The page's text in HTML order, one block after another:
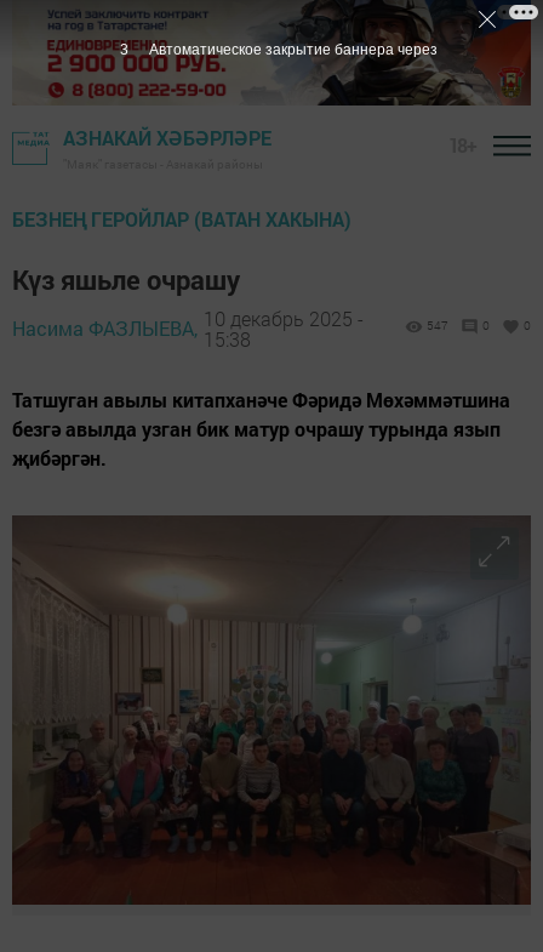
АЗНАКАЙ ХӘБӘРЛӘРЕ
БЕЗНЕҢ ГЕРОЙЛАР (ВАТАН ХАКЫНА)
Күз яшьле очрашу
Насима ФАЗЛЫЕВА, 10 декабрь 2025 -
15:38
547 0 0
Татшуган авылы китапханәче Фәридә Мөхәммәтшина
безгә авылда узган бик матур очрашу турында язып
җибәргән.
2 Автоматическое закрытие баннера через